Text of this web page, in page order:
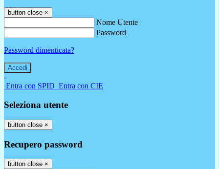
button close ×
Nome Utente
Password
Password dimenticata?
-
Entra con SPID Entra con CIE
Seleziona utente
button close ×
Recupero password
button close ×